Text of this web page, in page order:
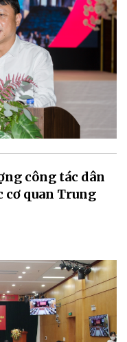
công tác dân
cơ quan Trung